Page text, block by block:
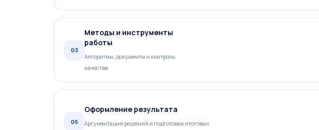
03
Методы и инструменты
работы
Алгоритмы, документы и контроль
качества
05
Оформление результата
Аргументация решений и подготовка итоговых